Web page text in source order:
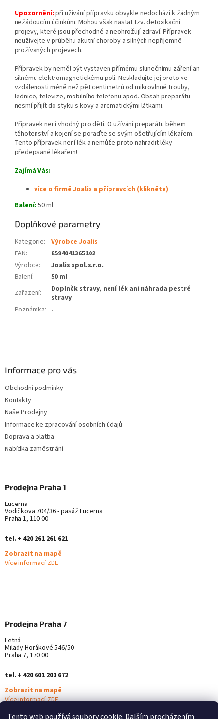
Tento web používá soubory cookie. Dalším procházením
Upozornění: při užívání přípravku obvykle nedochází k žádným
nežádoucím účinkům. Mohou však nastat tzv. detoxikační
projevy, které jsou přechodné a neohrožují zdraví. Přípravek
neužívejte v průběhu akutní choroby a silných nepříjemně
prožívaných projevech.
Přípravek by neměl být vystaven přímému slunečnímu záření ani
silnému elektromagnetickému poli. Neskladujte jej proto ve
vzdálenosti méně než pět centimetrů od mikrovlnné trouby,
lednice, televize, mobilního telefonu apod. Obsah preparátu
nesmí přijít do styku s kovy a aromatickými látkami.
Přípravek není vhodný pro děti. O užívání preparátu během
těhotenství a kojení se poraďte se svým ošetřujícím lékařem.
Tento přípravek není lék a nemůže proto nahradit léky
předepsané lékařem!
Zajímá Vás:
více o firmě Joalis a přípravcích (klikněte)
Balení: 50 ml
Doplňkové parametry
Kategorie:
Výrobce Joalis
EAN:
8594041365102
Výrobce:
Joalis spol.s.r.o.
Balení:
50 ml
Zařazení:
Doplněk stravy, není lék ani náhrada pestré
stravy
Poznámka: ..
Informace pro vás
Obchodní podmínky
Kontakty
Naše Prodejny
Informace ke zpracování osobních údajů
Doprava a platba
Nabídka zaměstnání
Prodejna Praha 1
Lucerna
Vodičkova 704/36 - pasáž Lucerna
Praha 1, 110 00
tel. + 420 261 261 621
Zobrazit na mapě
Více informací ZDE
Prodejna Praha 7
Letná
Milady Horákové 546/50
Praha 7, 170 00
tel. + 420 601 200 672
Zobrazit na mapě
Více informací ZDE